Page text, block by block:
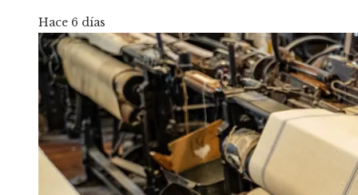
Hace 6 días